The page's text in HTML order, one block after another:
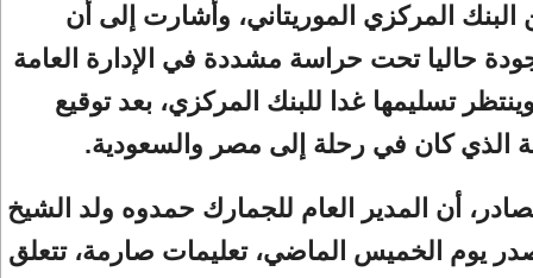
المركزي الموريتاني، وأشارت إلى أن
حاليا تحت حراسة مشددة في الإدارة العامة
تسليمها غدا للبنك المركزي، بعد توقيع
الذي كان في رحلة إلى مصر والسعودية.
أن المدير العام للجمارك حمدوه ولد الشيخ
يوم الخميس الماضي، تعليمات صارمة، تتعلق